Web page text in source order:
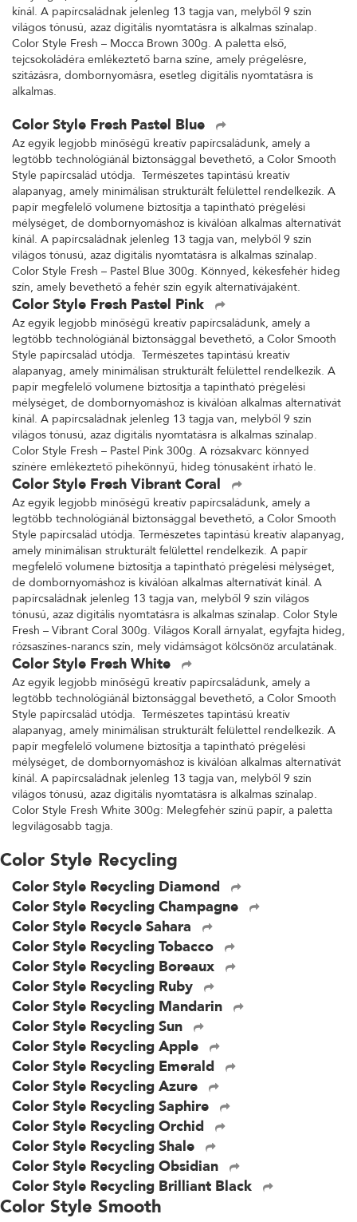
kínál. A papírcsaládnak jelenleg 13 tagja van, melyből 9 szín
világos tónusú, azaz digitális nyomtatásra is alkalmas színalap.
Color Style Fresh – Mocca Brown 300g. A paletta első,
tejcsokoládéra emlékeztető barna színe, amely prégelésre,
szitázásra, dombornyomásra, esetleg digitális nyomtatásra is
alkalmas.
Color Style Fresh Pastel Blue
Az egyik legjobb minőségű kreatív papírcsaládunk, amely a
legtöbb technológiánál biztonsággal bevethető, a Color Smooth
Style papírcsalád utódja. Természetes tapintású kreatív
alapanyag, amely minimálisan strukturált felülettel rendelkezik. A
papír megfelelő volumene biztosítja a tapintható prégelési
mélységet, de dombornyomáshoz is kiválóan alkalmas alternatívát
kínál. A papírcsaládnak jelenleg 13 tagja van, melyből 9 szín
világos tónusú, azaz digitális nyomtatásra is alkalmas színalap.
Color Style Fresh – Pastel Blue 300g. Könnyed, kékesfehér hideg
szín, amely bevethető a fehér szín egyik alternatívájaként.
Color Style Fresh Pastel Pink
Az egyik legjobb minőségű kreatív papírcsaládunk, amely a
legtöbb technológiánál biztonsággal bevethető, a Color Smooth
Style papírcsalád utódja. Természetes tapintású kreatív
alapanyag, amely minimálisan strukturált felülettel rendelkezik. A
papír megfelelő volumene biztosítja a tapintható prégelési
mélységet, de dombornyomáshoz is kiválóan alkalmas alternatívát
kínál. A papírcsaládnak jelenleg 13 tagja van, melyből 9 szín
világos tónusú, azaz digitális nyomtatásra is alkalmas színalap.
Color Style Fresh – Pastel Pink 300g. A rózsakvarc könnyed
színére emlékeztető pihekönnyű, hideg tónusaként írható le.
Color Style Fresh Vibrant Coral
Az egyik legjobb minőségű kreatív papírcsaládunk, amely a
legtöbb technológiánál biztonsággal bevethető, a Color Smooth
Style papírcsalád utódja. Természetes tapintású kreatív alapanyag,
amely minimálisan strukturált felülettel rendelkezik. A papír
megfelelő volumene biztosítja a tapintható prégelési mélységet,
de dombornyomáshoz is kiválóan alkalmas alternatívát kínál. A
papírcsaládnak jelenleg 13 tagja van, melyből 9 szín világos
tónusú, azaz digitális nyomtatásra is alkalmas színalap. Color Style
Fresh – Vibrant Coral 300g. Világos Korall árnyalat, egyfajta hideg,
rózsaszínes-narancs szín, mely vidámságot kölcsönöz arculatának.
Color Style Fresh White
Az egyik legjobb minőségű kreatív papírcsaládunk, amely a
legtöbb technológiánál biztonsággal bevethető, a Color Smooth
Style papírcsalád utódja. Természetes tapintású kreatív
alapanyag, amely minimálisan strukturált felülettel rendelkezik. A
papír megfelelő volumene biztosítja a tapintható prégelési
mélységet, de dombornyomáshoz is kiválóan alkalmas alternatívát
kínál. A papírcsaládnak jelenleg 13 tagja van, melyből 9 szín
világos tónusú, azaz digitális nyomtatásra is alkalmas színalap.
Color Style Fresh White 300g: Melegfehér színű papír, a paletta
legvilágosabb tagja.
Color Style Recycling
Color Style Recycling Diamond
Color Style Recycling Champagne
Color Style Recycle Sahara
Color Style Recycling Tobacco
Color Style Recycling Boreaux
Color Style Recycling Ruby
Color Style Recycling Mandarin
Color Style Recycling Sun
Color Style Recycling Apple
Color Style Recycling Emerald
Color Style Recycling Azure
Color Style Recycling Saphire
Color Style Recycling Orchid
Color Style Recycling Shale
Color Style Recycling Obsidian
Color Style Recycling Brilliant Black
Color Style Smooth